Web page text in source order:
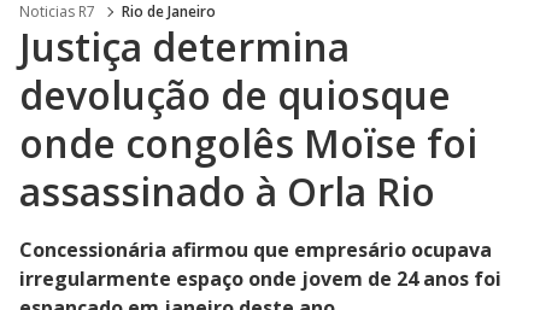
Noticias R7 Rio de Janeiro
Justiça determina
devolução de quiosque
onde congolês Moïse foi
assassinado à Orla Rio
Concessionária afirmou que empresário ocupava
irregularmente espaço onde jovem de 24 anos foi